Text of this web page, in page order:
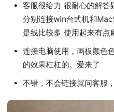
客服很给力 很耐心的解答
分别连接win台式机和
是线比较多 使用起来有点
连接电脑使用，画板颜色
的效果杠杠的。爱来了
不错，不会链接就问客服